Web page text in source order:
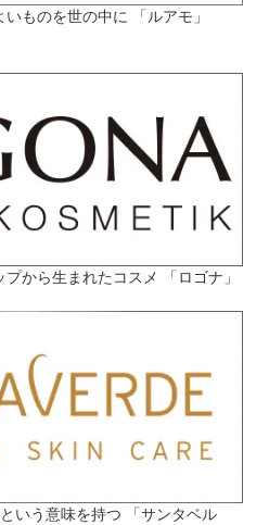
ものを世の中に 「ルアモ」
から生まれたコスメ 「ロゴナ」
いう意味を持つ 「サンタベル